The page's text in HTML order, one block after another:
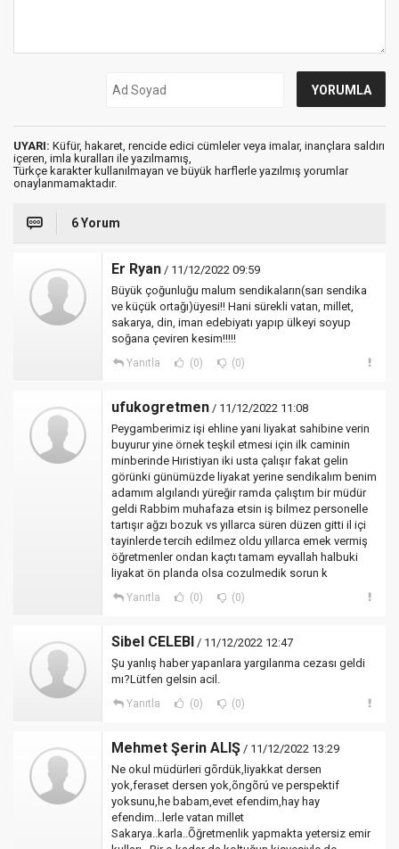
UYARI: Küfür, hakaret, rencide edici cümleler veya imalar, inançlara saldırı
içeren, imla kuralları ile yazılmamış,
Türkçe karakter kullanılmayan ve büyük harflerle yazılmış yorumlar
onaylanmamaktadır.
6 Yorum
Er Ryan / 11/12/2022 09:59
Büyük çoğunluğu malum sendikaların(sarı sendika
ve küçük ortağı)üyesi!! Hani sürekli vatan, millet,
sakarya, din, iman edebiyatı yapıp ülkeyi soyup
soğana çeviren kesim!!!!!
Yanıtla (0) (0)
ufukogretmen / 11/12/2022 11:08
Peygamberimiz işi ehline yani liyakat sahibine verin
buyurur yine örnek teşkil etmesi için ilk caminin
minberinde Hıristiyan iki usta çalışır fakat gelin
görünki günümüzde liyakat yerine sendikalım benim
adamım algılandı yüreğir ramda çalıştım bir müdür
geldi Rabbim muhafaza etsin iş bilmez personelle
tartışır ağzı bozuk vs yıllarca süren düzen gitti il içi
tayinlerde tercih edilmez oldu yıllarca emek vermiş
öğretmenler ondan kaçtı tamam eyvallah halbuki
liyakat ön planda olsa cozulmedik sorun k
Yanıtla (0) (0)
Sibel CELEBI / 11/12/2022 12:47
Şu yanlış haber yapanlara yargılanma cezası geldi
mı?Lütfen gelsin acil.
Yanıtla (0) (0)
Mehmet Şerin ALIŞ / 11/12/2022 13:29
Ne okul müdürleri gõrdük,liyakkat dersen
yok,feraset dersen yok,õngõrú ve perspektif
yoksunu,he babam,evet efendim,hay hay
efendim...lerle vatan millet
Sakarya..karla..Õğretmenlik yapmakta yetersiz emir